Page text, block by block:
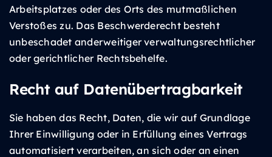
Arbeitsplatzes oder des Orts des mutmaßlichen
Verstoßes zu. Das Beschwerderecht besteht
unbeschadet anderweitiger verwaltungsrechtlicher
oder gerichtlicher Rechtsbehelfe.
Recht auf Daten­übertrag­barkeit
Sie haben das Recht, Daten, die wir auf Grundlage
Ihrer Einwilligung oder in Erfüllung eines Vertrags
automatisiert verarbeiten, an sich oder an einen